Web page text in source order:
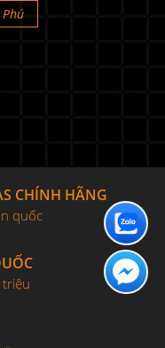
CHÍNH HÃNG
quốc